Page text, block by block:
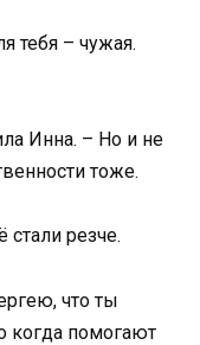
тебя – чужая.
Инна. – Но и не
тоже.
резче.
что ты
когда помогают